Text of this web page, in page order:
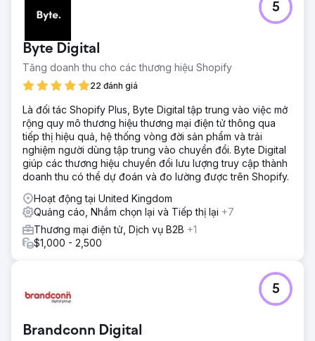
Byte Digital
Tăng doanh thu cho các thương hiệu Shopify
22 đánh giá
5
Là đối tác Shopify Plus, Byte Digital tập trung vào việc mở
rộng quy mô thương hiệu thương mại điện tử thông qua
tiếp thị hiệu quả, hệ thống vòng đời sản phẩm và trải
nghiệm người dùng tập trung vào chuyển đổi. Byte Digital
giúp các thương hiệu chuyển đổi lưu lượng truy cập thành
doanh thu có thể dự đoán và đo lường được trên Shopify.
Hoạt động tại United Kingdom
Quảng cáo, Nhắm chọn lại và Tiếp thị lại +7
Thương mại điện tử, Dịch vụ B2B +1
$1,000 - 2,500
Brandconn Digital
5